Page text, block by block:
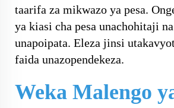
taarifa za mikwazo ya pesa.
ya kiasi cha pesa unachohitaji
unapoipata. Eleza jinsi
faida unazopendekeza.
Weka Malengo